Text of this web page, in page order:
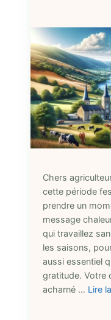
Chers
cette période
prendre un
message
qui travaillez
les saisons,
aussi essentiel
gratitude. Votre
acharné … Lire